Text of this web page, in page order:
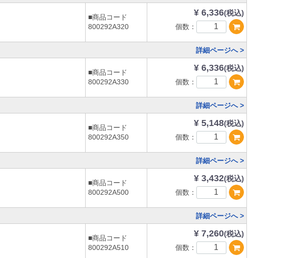
■商品コード
800292A320
¥ 6,336(税込)
個数：
詳細ページへ >
■商品コード
800292A330
¥ 6,336(税込)
個数：
詳細ページへ >
■商品コード
800292A350
¥ 5,148(税込)
個数：
詳細ページへ >
■商品コード
800292A500
¥ 3,432(税込)
個数：
詳細ページへ >
■商品コード
800292A510
¥ 7,260(税込)
個数：